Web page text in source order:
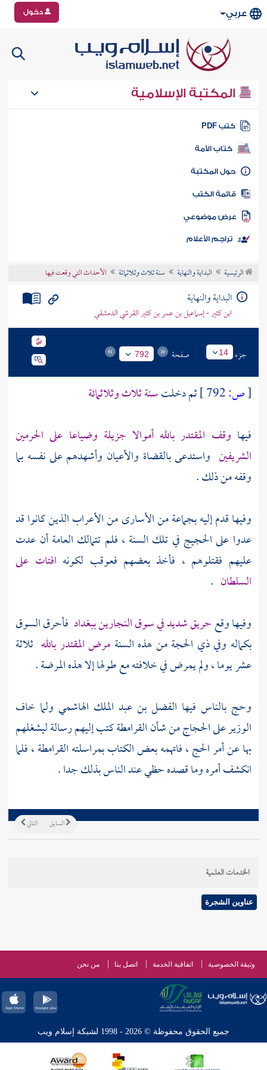
عربي دخول
المكتبة الإسلامية
كتب PDF
كتاب الأمة
المكتبة
الكتب
موضوعي
تراجم الأعلام
الرئيسية البداية والنهاية سنة ثلاث وثلاثمائة الأحداث التي وقعت فيها
البداية والنهاية
ابن كثير - إسماعيل بن عمر بن كثير القرشي الدمشقي
جزء 14 صفحة 792
[ص: ثم دخلتسنة ثلاث وثلاثمائة
فيها وقف المقتدر بالله أموالا جزيلة وضياعا على الحرمين
الشريفين واستدعى بالقضاة والأعيان وأشهدهم على نفسه بما
وقفه من ذلك .
وفيها قدم إليه بجماعة من الأسارى من الأعراب الذين كانوا قد
عدوا على الحجيج في تلك السنة ، فلم تتمالك العامة أن عدت
عليهم فقتلوهم ، فأخذ بعضهم فعوقب لكونه افتات على
السلطان .
وفيها وقعحريق شديد في سوق النجارين ببغداد فأحرق السوق
بكماله وفي ذي الحجة من هذه السنة مرضالمقتدر بالله ثلاثة
عشر يوما ، ولم يمرض في خلافته مع طولها إلا هذه المرضة .
وحج بالناس فيها الفضل بن عبد الملك الهاشمي ولما خاف
الوزير على الحجاج من شأن القرامطة كتب إليهم رسالة ليشغلهم
بها عن أمر الحج ، فاتهمه بعض الكتاب بمراسلته القرامطة ، فلما
انكشف أمره وما قصده حظي عند الناس بذلك جدا .
التالي السابق
الخدمات العلمية
عناوين الشجرة
وثيقة الخصوصية اتفاقية الخدمة اتصل بنا من نحن
جميع الحقوق محفوظة © 2026 - 1998 لشبكة إسلام ويب